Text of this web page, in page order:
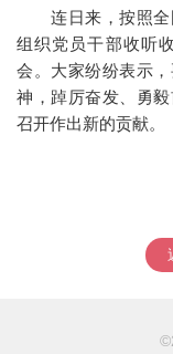
连日来，按照全
组织党员干部收听
会。大家纷纷表示
神，踔厉奋发、勇
召开作出新的贡献。